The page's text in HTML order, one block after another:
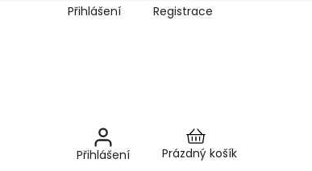
Hodnocení obchodu Slovník pojmů Péče o vodu
Přihlášení Registrace
Přihlášení
Nákupní
Prázdný košík